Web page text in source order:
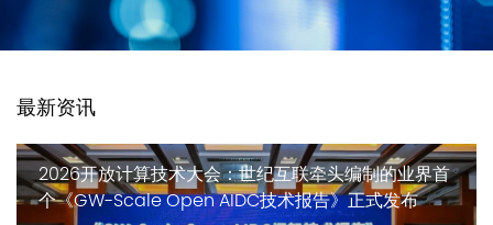
最新资讯
2026开放计算技术大会：世纪互联牵头编制的业界首
个《GW-Scale Open AIDC技术报告》正式发布